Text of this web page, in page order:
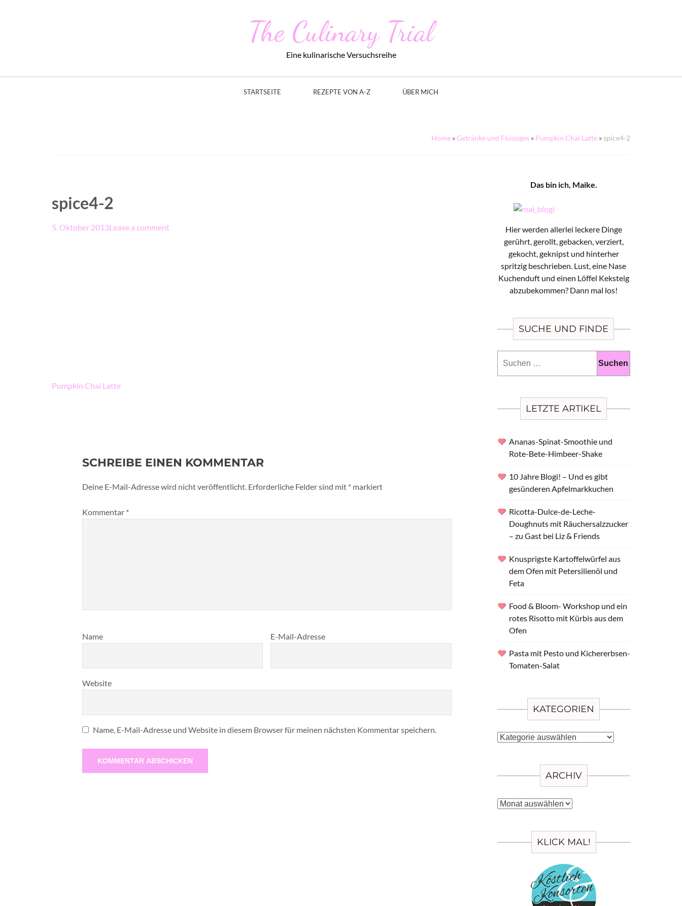
The Culinary Trial
Eine kulinarische Versuchsreihe
STARTSEITE REZEPTE VON A-Z ÜBER MICH
Home »Getränke und Flüssiges » Pumpkin Chai Latte » spice4-2
spice4-2
5. Oktober 2013Leave a comment
Beitragsnavigation
Pumpkin Chai Latte
SCHREIBE EINEN KOMMENTAR
Deine E-Mail-Adresse wird nicht veröffentlicht. Erforderliche Felder sind mit * markiert
Kommentar *
Name E-Mail-Adresse
Website
Name, E-Mail-Adresse und Website in diesem Browser für meinen nächsten Kommentar speichern.
Das bin ich, Maike.
Hier werden allerlei leckere Dinge
gerührt, gerollt, gebacken, verziert,
gekocht, geknipst und hinterher
spritzig beschrieben. Lust, eine Nase
Kuchenduft und einen Löffel Keksteig
abzubekommen? Dann mal los!
SUCHE UND FINDE
nach:
LETZTE ARTIKEL
Ananas-Spinat-Smoothie und
Rote-Bete-Himbeer-Shake
10 Jahre Blogi! – Und es gibt
gesünderen Apfelmarkkuchen
Ricotta-Dulce-de-Leche-
Doughnuts mit Räuchersalzzucker
– zu Gast bei Liz & Friends
Knusprigste Kartoffelwürfel aus
dem Ofen mit Petersilienöl und
Feta
Food & Bloom- Workshop und ein
rotes Risotto mit Kürbis aus dem
Ofen
Pasta mit Pesto und Kichererbsen-
Tomaten-Salat
KATEGORIEN
Kategorien
ARCHIV
Archiv
KLICK MAL!